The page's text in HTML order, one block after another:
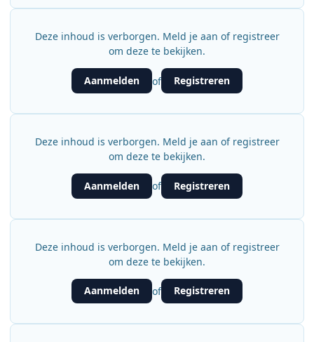
Deze inhoud is verborgen. Meld je aan of registreer
om deze te bekijken.
Aanmelden of Registreren
Deze inhoud is verborgen. Meld je aan of registreer
om deze te bekijken.
Aanmelden of Registreren
Deze inhoud is verborgen. Meld je aan of registreer
om deze te bekijken.
Aanmelden of Registreren